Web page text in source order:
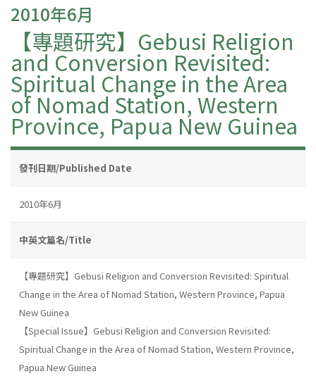
2010年6月
【專題研究】Gebusi Religion
and Conversion Revisited:
Spiritual Change in the Area
of Nomad Station, Western
Province, Papua New Guinea
發刊日期/Published Date
2010年6月
中英文篇名/Title
【專題研究】Gebusi Religion and Conversion Revisited: Spiritual
Change in the Area of Nomad Station, Western Province, Papua
New Guinea
【Special Issue】Gebusi Religion and Conversion Revisited:
Spiritual Change in the Area of Nomad Station, Western Province,
Papua New Guinea